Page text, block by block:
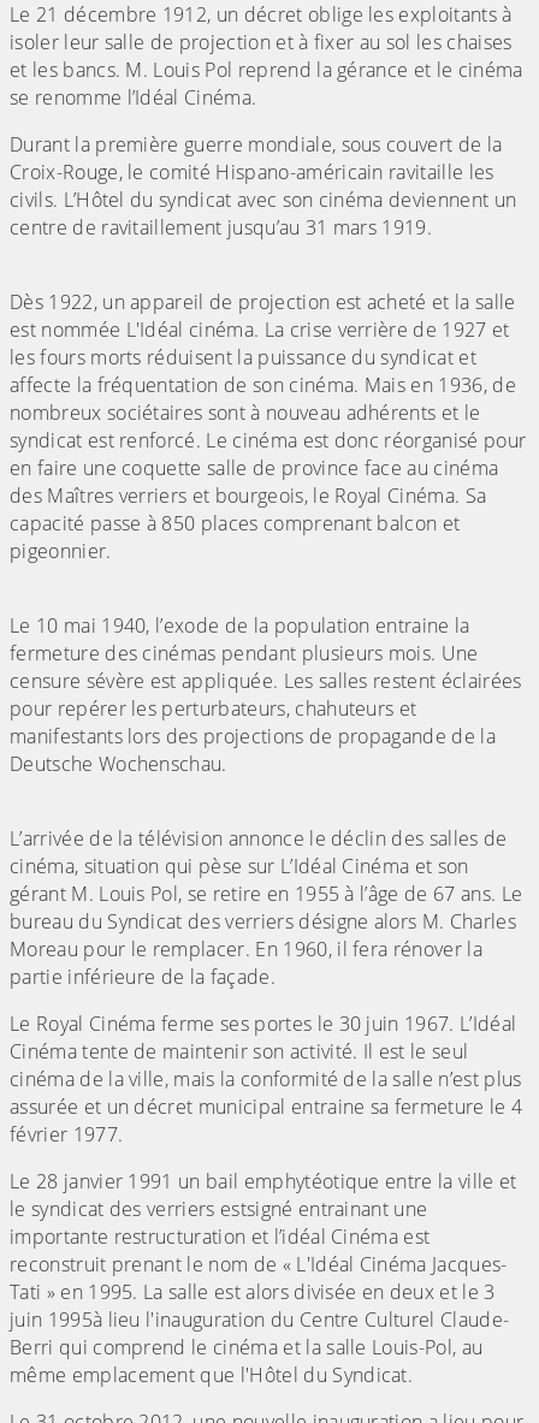
Le 21 décembre 1912, un décret oblige les exploitants à
isoler leur salle de projection et à fixer au sol les chaises
et les bancs. M. Louis Pol reprend la gérance et le cinéma
se renomme l’Idéal Cinéma.
Durant la première guerre mondiale, sous couvert de la
Croix-Rouge, le comité Hispano-américain ravitaille les
civils. L’Hôtel du syndicat avec son cinéma deviennent un
centre de ravitaillement jusqu’au 31 mars 1919.
Dès 1922, un appareil de projection est acheté et la salle
est nommée L'Idéal cinéma. La crise verrière de 1927 et
les fours morts réduisent la puissance du syndicat et
affecte la fréquentation de son cinéma. Mais en 1936, de
nombreux sociétaires sont à nouveau adhérents et le
syndicat est renforcé. Le cinéma est donc réorganisé pour
en faire une coquette salle de province face au cinéma
des Maîtres verriers et bourgeois, le Royal Cinéma. Sa
capacité passe à 850 places comprenant balcon et
pigeonnier.
Le 10 mai 1940, l’exode de la population entraine la
fermeture des cinémas pendant plusieurs mois. Une
censure sévère est appliquée. Les salles restent éclairées
pour repérer les perturbateurs, chahuteurs et
manifestants lors des projections de propagande de la
Deutsche Wochenschau.
L’arrivée de la télévision annonce le déclin des salles de
cinéma, situation qui pèse sur L’Idéal Cinéma et son
gérant M. Louis Pol, se retire en 1955 à l’âge de 67 ans. Le
bureau du Syndicat des verriers désigne alors M. Charles
Moreau pour le remplacer. En 1960, il fera rénover la
partie inférieure de la façade.
Le Royal Cinéma ferme ses portes le 30 juin 1967. L’Idéal
Cinéma tente de maintenir son activité. Il est le seul
cinéma de la ville, mais la conformité de la salle n’est plus
assurée et un décret municipal entraine sa fermeture le 4
février 1977.
Le 28 janvier 1991 un bail emphytéotique entre la ville et
le syndicat des verriers estsigné entrainant une
importante restructuration et l’idéal Cinéma est
reconstruit prenant le nom de « L'Idéal Cinéma Jacques-
Tati » en 1995. La salle est alors divisée en deux et le 3
juin 1995à lieu l'inauguration du Centre Culturel Claude-
Berri qui comprend le cinéma et la salle Louis-Pol, au
même emplacement que l'Hôtel du Syndicat.